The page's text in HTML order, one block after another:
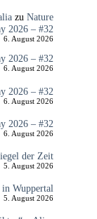
zu Nature
2026 – #32
6. August 2026
2026 – #32
6. August 2026
2026 – #32
6. August 2026
2026 – #32
6. August 2026
der Zeit
5. August 2026
in Wuppertal
5. August 2026